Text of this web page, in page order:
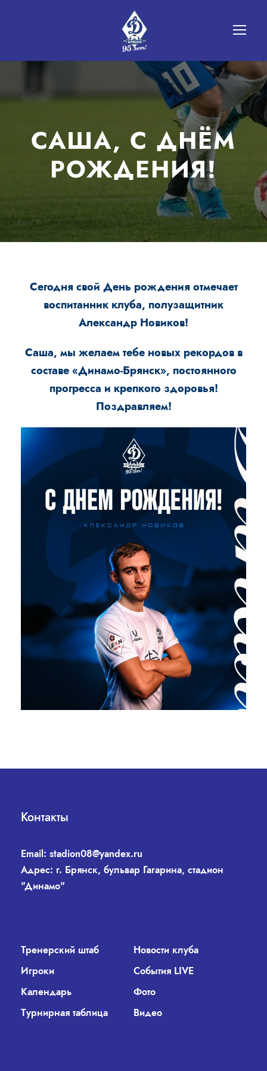
САША, С ДНЁМ
РОЖДЕНИЯ!
Сегодня свой День рождения отмечает
воспитанник клуба, полузащитник
Александр Новиков!
Саша, мы желаем тебе новых рекордов в
составе «Динамо-Брянск», постоянного
прогресса и крепкого здоровья!
Поздравляем!
Контакты
Email: stadion08@yandex.ru
Адрес: г. Брянск, бульвар Гагарина, стадион
"Динамо"
Тренерский штаб
Новости клуба
Игроки
События LIVE
Календарь
Фото
Турнирная таблица
Видео